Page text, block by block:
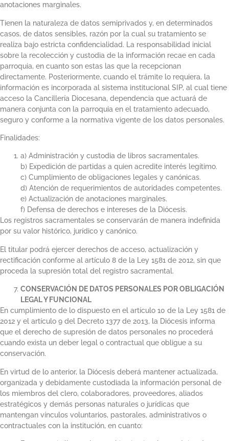
anotaciones marginales.
Tienen la naturaleza de datos semiprivados y, en determinados
casos, de datos sensibles, razón por la cual su tratamiento se
realiza bajo estricta confidencialidad. La responsabilidad inicial
sobre la recolección y custodia de la información recae en cada
parroquia, en cuanto son estas las que la recepcionan
directamente. Posteriormente, cuando el trámite lo requiera, la
información es incorporada al sistema institucional SIP, al cual tiene
acceso la Cancillería Diocesana, dependencia que actuará de
manera conjunta con la parroquia en el tratamiento adecuado,
seguro y conforme a la normativa vigente de los datos personales.
Finalidades:
a) Administración y custodia de libros sacramentales.
b) Expedición de partidas a quien acredite interés legítimo.
c) Cumplimiento de obligaciones legales y canónicas.
d) Atención de requerimientos de autoridades competentes.
e) Actualización de anotaciones marginales.
f) Defensa de derechos e intereses de la Diócesis.
Los registros sacramentales se conservarán de manera indefinida
por su valor histórico, jurídico y canónico.
El titular podrá ejercer derechos de acceso, actualización y
rectificación conforme al artículo 8 de la Ley 1581 de 2012, sin que
proceda la supresión total del registro sacramental.
CONSERVACIÓN DE DATOS PERSONALES POR OBLIGACIÓN
LEGAL Y FUNCIONAL
En cumplimiento de lo dispuesto en el artículo 10 de la Ley 1581 de
2012 y el artículo 9 del Decreto 1377 de 2013, la Diócesis informa
que el derecho de supresión de datos personales no procederá
cuando exista un deber legal o contractual que obligue a su
conservación.
En virtud de lo anterior, la Diócesis deberá mantener actualizada,
organizada y debidamente custodiada la información personal de
los miembros del clero, colaboradores, proveedores, aliados
estratégicos y demás personas naturales o jurídicas que
mantengan vínculos voluntarios, pastorales, administrativos o
contractuales con la institución, en cuanto: